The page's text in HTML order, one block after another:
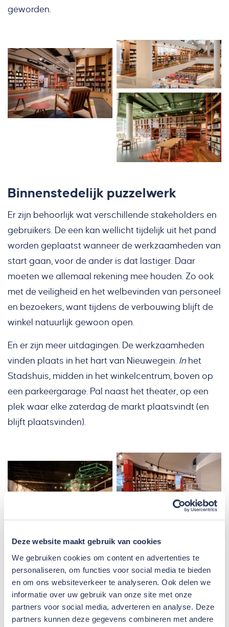
Deze website maakt gebruik van cookies
We gebruiken cookies om content en advertenties te
personaliseren, om functies voor social media te bieden
en om ons websiteverkeer te analyseren. Ook delen we
informatie over uw gebruik van onze site met onze
partners voor social media, adverteren en analyse. Deze
partners kunnen deze gegevens combineren met andere
geworden.
Binnenstedelijk puzzelwerk
Er zijn behoorlijk wat verschillende stakeholders en
gebruikers. De een kan wellicht tijdelijk uit het pand
worden geplaatst wanneer de werkzaamheden van
start gaan, voor de ander is dat lastiger. Daar
moeten we allemaal rekening mee houden. Zo ook
met de veiligheid en het welbevinden van personeel
en bezoekers, want tijdens de verbouwing blijft de
winkel natuurlijk gewoon open.
En er zijn meer uitdagingen. De werkzaamheden
vinden plaats in het hart van Nieuwegein. Inhet
Stadshuis, midden in het winkelcentrum, boven op
een parkeergarage. Pal naast het theater, op een
plek waar elke zaterdag de markt plaatsvindt (en
blijft plaatsvinden).
Ambachtelijk timmerwerk en BIM
point clouds
Binnen dat kader van uitdagingen en beperkingen
hebben we de nodige werkzaamheden uitgevoerd.